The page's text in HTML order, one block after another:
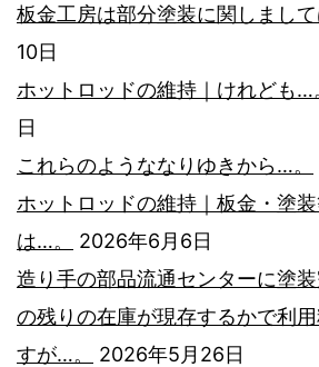
板金工房は部分塗装に関しまして
10日
ホットロッドの維持｜けれども…
日
これらのようななりゆきから…。
ホットロッドの維持｜板金・塗
は…。
2026年6月6日
造り手の部品流通センターに塗
の残りの在庫が現存するかで利
すが…。
2026年5月26日